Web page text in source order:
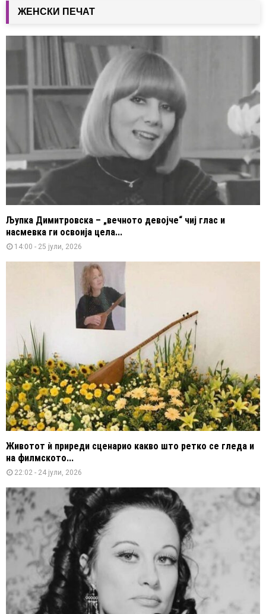
ЖЕНСКИ ПЕЧАТ
Љупка Димитровска – „вечното девојче“ чиј глас и
насмевка ги освоија цела...
14:00 - 25 јули, 2026
Животот ѝ приреди сценарио какво што ретко се гледа и
на филмското...
22:02 - 24 јули, 2026